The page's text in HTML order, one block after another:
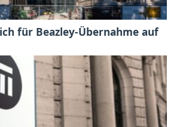
für Beazley-Übernahme auf